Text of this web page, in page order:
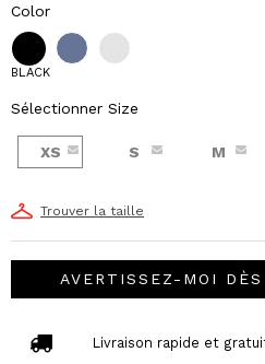
Color
BLACK
Sélectionner Size
XS S M
Trouver la taille
AVERTISSEZ-MOI
Livraison rapide et